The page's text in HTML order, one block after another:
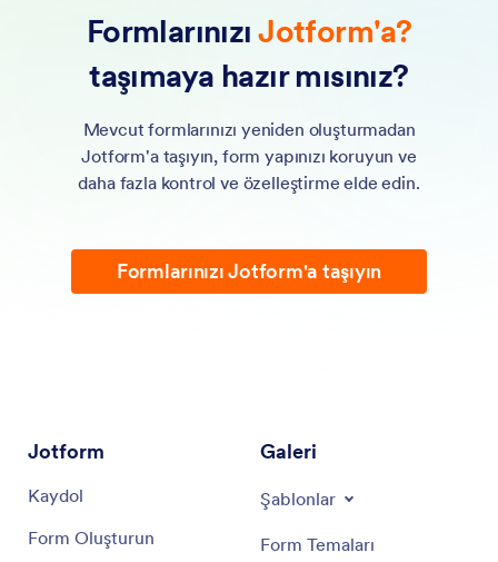
FormlarınızıJotform'a?
taşımaya hazır mısınız?
Mevcut formlarınızı yeniden oluşturmadan
Jotform'a taşıyın, form yapınızı koruyun ve
daha fazla kontrol ve özelleştirme elde edin.
Formlarınızı Jotform'a taşıyın
Jotform
Kaydol
Form Oluşturun
Galeri
Şablonlar
Form Temaları